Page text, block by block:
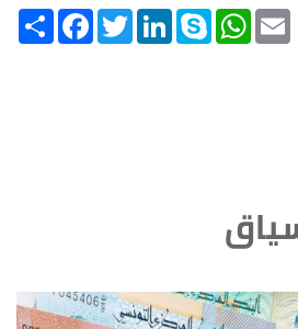
Share FacebookTwitterLinkedInSkype